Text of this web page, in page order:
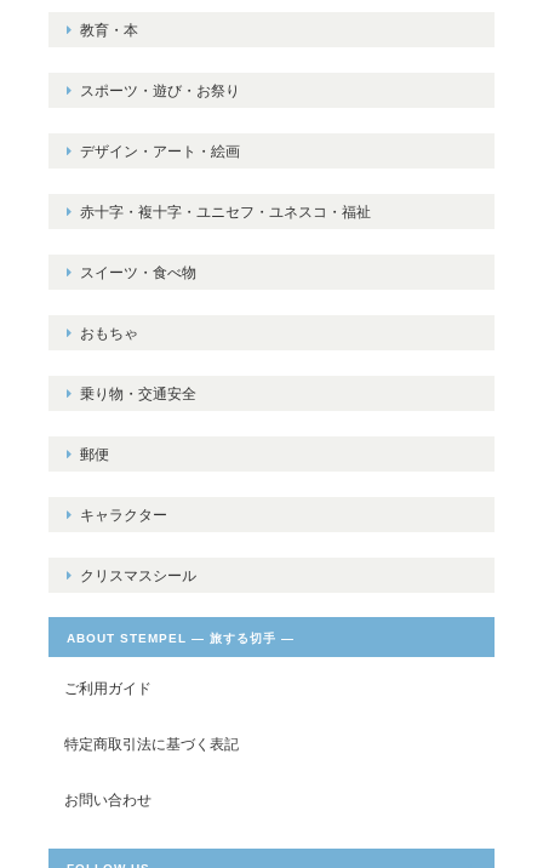
教育・本
スポーツ・遊び・お祭り
デザイン・アート・絵画
赤十字・複十字・ユニセフ・ユネスコ・福祉
スイーツ・食べ物
おもちゃ
乗り物・交通安全
郵便
キャラクター
クリスマスシール
ABOUT STEMPEL ― 旅する切手 ―
ご利用ガイド
特定商取引法に基づく表記
お問い合わせ